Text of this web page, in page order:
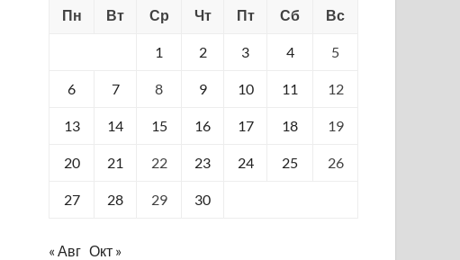
Пн
Вт Ср Чт Пт Сб Вс
1 2 3 4 5
6 7 8 9 10 11 12
13 14 15 16 17 18 19
20 21 22 23 24 25 26
27 28 29 30
« Авг Окт »